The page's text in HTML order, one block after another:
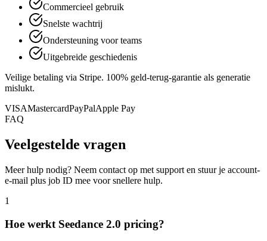
Commercieel gebruik
Snelste wachtrij
Ondersteuning voor teams
Uitgebreide geschiedenis
Veilige betaling via Stripe. 100% geld-terug-garantie als generatie
mislukt.
VISAMastercardPayPalApple Pay
FAQ
Veelgestelde vragen
Meer hulp nodig? Neem contact op met support en stuur je account-
e-mail plus job ID mee voor snellere hulp.
1
Hoe werkt Seedance 2.0 pricing?